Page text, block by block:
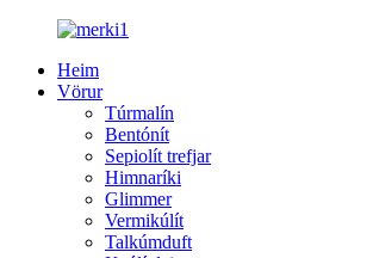
Heim
Vörur
Túrmalín
Bentónít
Sepiolít trefjar
Himnaríki
Glimmer
Vermikúlít
Talkúmduft